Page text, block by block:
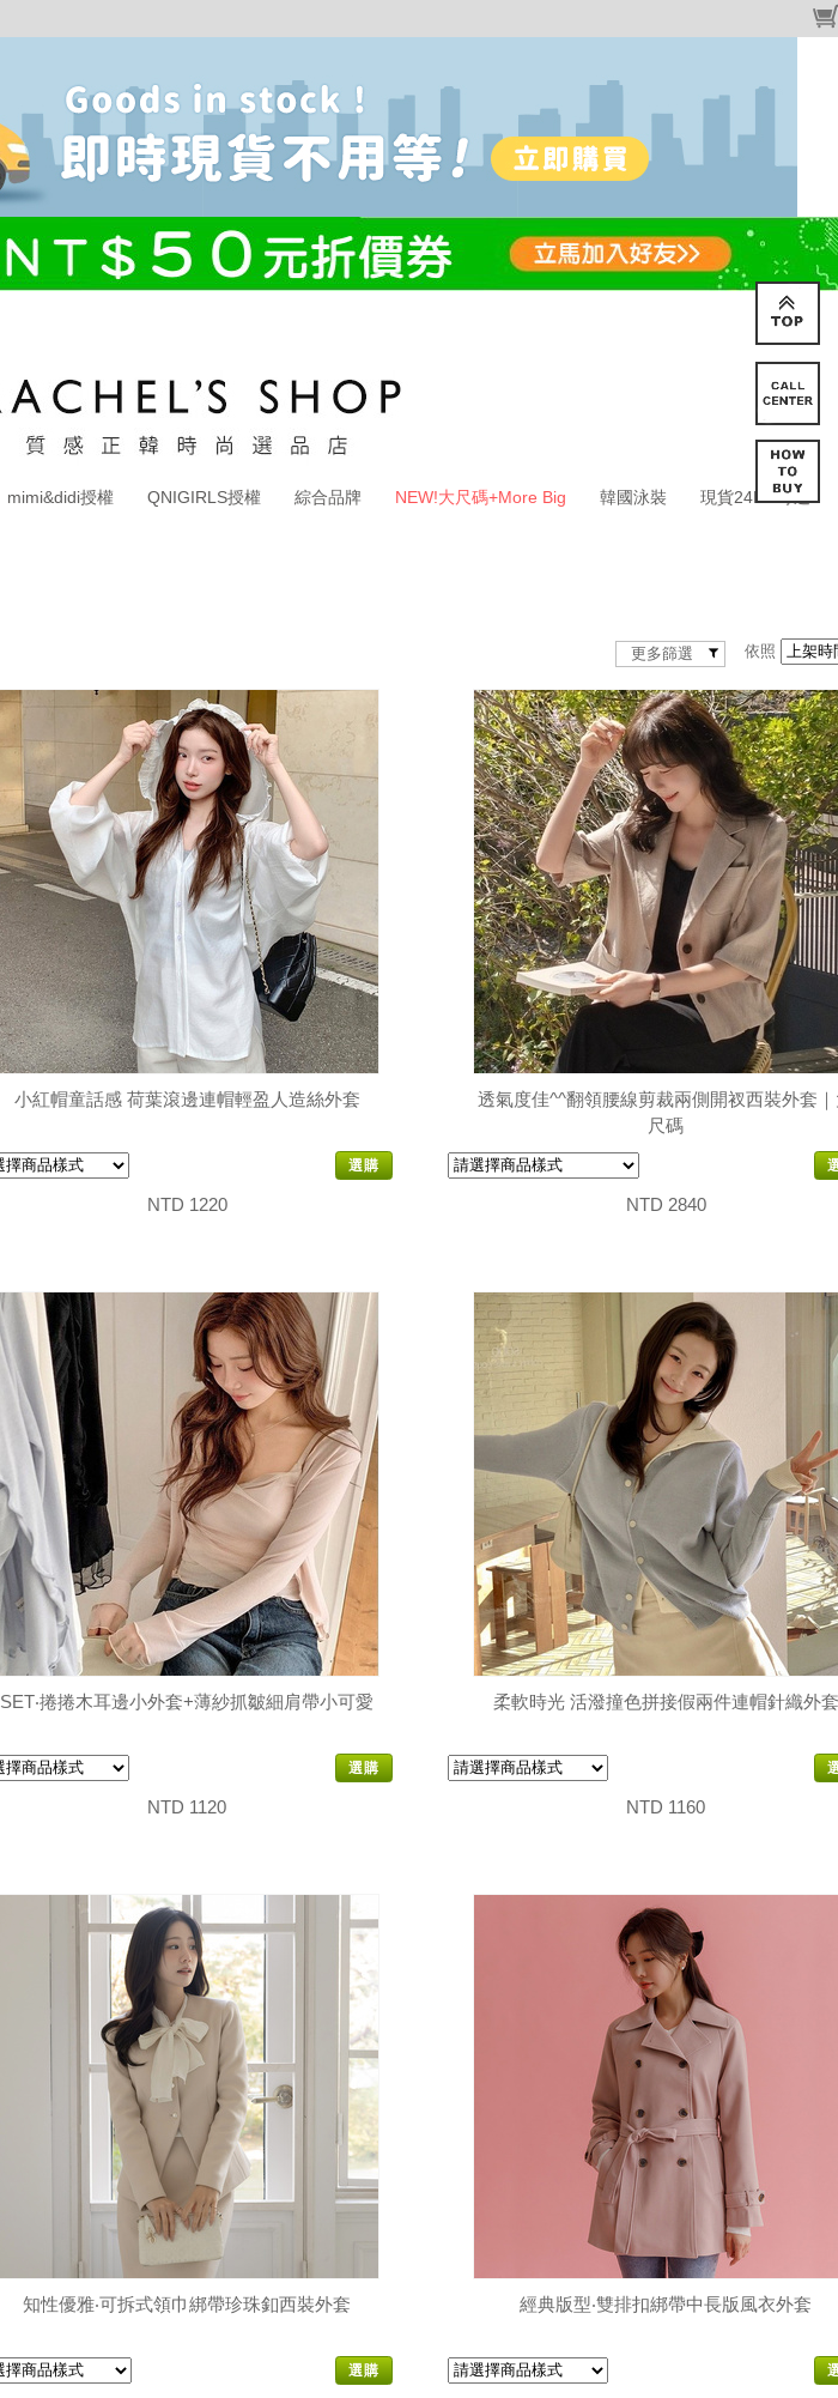
mimi&didi授權 QNIGIRLS授權 綜合品牌 NEW!大尺碼+More Big 韓國泳裝 現貨24HR寄送
更多篩選 依照
小紅帽童話感 荷葉滾邊連帽輕盈人造絲外套
選購
NTD 1220
透氣度佳^^翻領腰線剪裁兩側開衩西裝外套
尺碼
NTD 2840
SET‧捲捲木耳邊小外套+薄紗抓皺細肩帶小可愛
選購
NTD 1120
柔軟時光 活潑撞色拼接假兩件連帽針織外套
NTD 1160
知性優雅‧可拆式領巾綁帶珍珠釦西裝外套
選購
經典版型‧雙排扣綁帶中長版風衣外套